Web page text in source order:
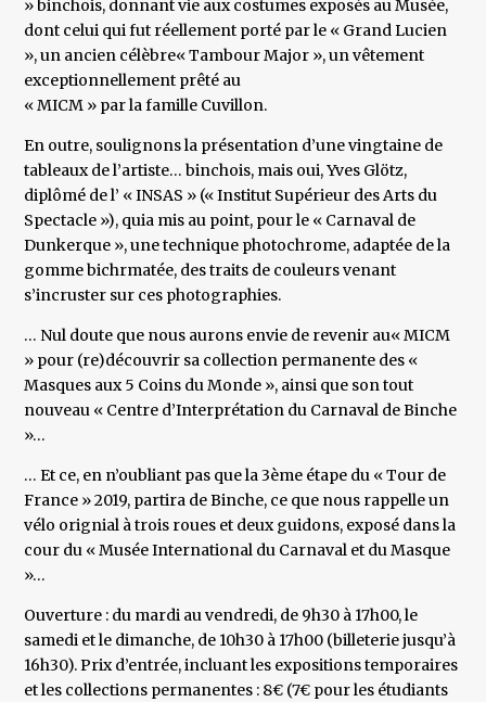
» binchois, donnant vie aux costumes exposés au Musée,
dont celui qui fut réellement porté par le « Grand Lucien
», un ancien célèbre« Tambour Major », un vêtement
exceptionnellement prêté au
« MICM » par la famille Cuvillon.
En outre, soulignons la présentation d’une vingtaine de
tableaux de l’artiste… binchois, mais oui, Yves Glötz,
diplômé de l’ « INSAS » (« Institut Supérieur des Arts du
Spectacle »), quia mis au point, pour le « Carnaval de
Dunkerque », une technique photochrome, adaptée de la
gomme bichrmatée, des traits de couleurs venant
s’incruster sur ces photographies.
… Nul doute que nous aurons envie de revenir au« MICM
» pour (re)découvrir sa collection permanente des «
Masques aux 5 Coins du Monde », ainsi que son tout
nouveau « Centre d’Interprétation du Carnaval de Binche
»…
… Et ce, en n’oubliant pas que la 3ème étape du « Tour de
France » 2019, partira de Binche, ce que nous rappelle un
vélo orignial à trois roues et deux guidons, exposé dans la
cour du « Musée International du Carnaval et du Masque
»…
Ouverture : du mardi au vendredi, de 9h30 à 17h00, le
samedi et le dimanche, de 10h30 à 17h00 (billeterie jusqu’à
16h30). Prix d’entrée, incluant les expositions temporaires
et les collections permanentes : 8€ (7€ pour les étudiants